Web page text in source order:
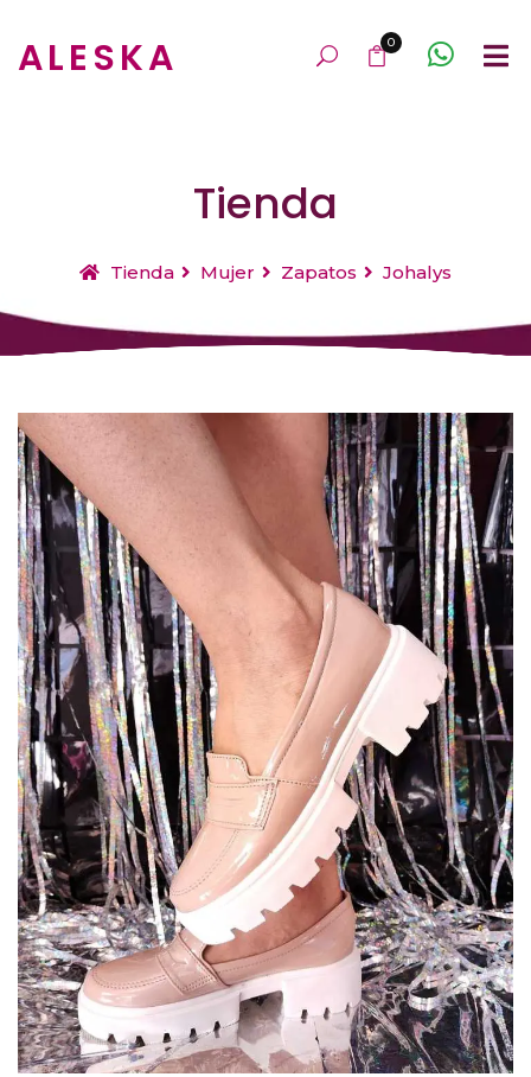
ALESKA 0
Tienda
Tienda Mujer Zapatos Johalys